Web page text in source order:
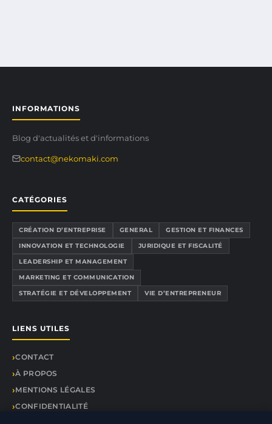
INFORMATIONS
Blog d'actualités et d'informations
contact@nekomaki.com
CATÉGORIES
CRÉATION D’ENTREPRISE GENERAL
GESTION ET FINANCES
INNOVATION ET TECHNOLOGIE
JURIDIQUE ET FISCALITÉ
LEADERSHIP ET MANAGEMENT
MARKETING ET COMMUNICATION
STRATÉGIE ET DÉVELOPPEMENT
VIE D’ENTREPRENEUR
LIENS UTILES
CONTACT
À PROPOS
MENTIONS LÉGALES
CONFIDENTIALITÉ